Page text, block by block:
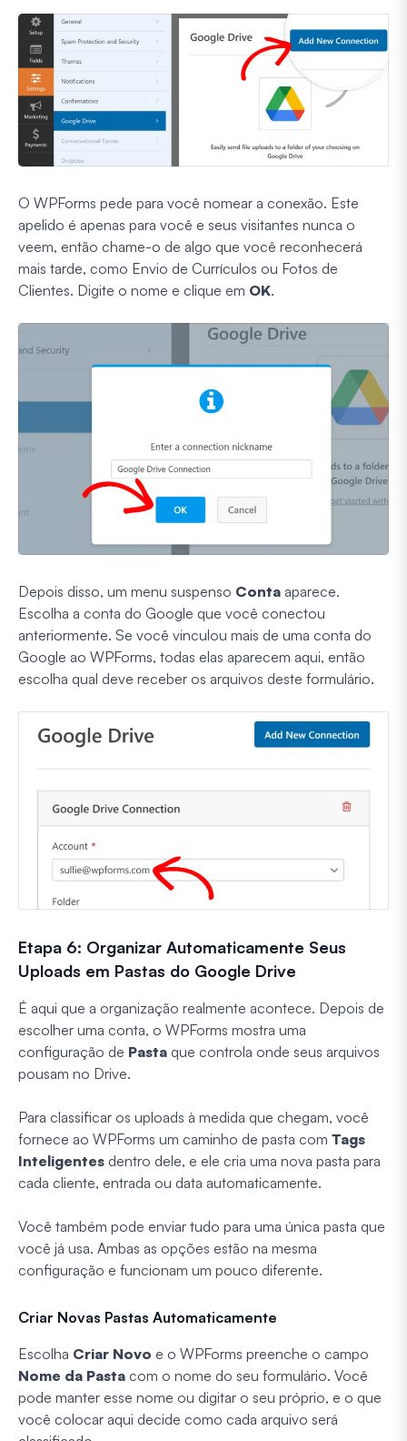
O WPForms pede para você nomear a conexão. Este
apelido é apenas para você e seus visitantes nunca o
veem, então chame-o de algo que você reconhecerá
mais tarde, como Envio de Currículos ou Fotos de
Clientes. Digite o nome e clique em OK.
Depois disso, um menu suspenso Conta aparece.
Escolha a conta do Google que você conectou
anteriormente. Se você vinculou mais de uma conta do
Google ao WPForms, todas elas aparecem aqui, então
escolha qual deve receber os arquivos deste formulário.
Etapa 6: Organizar Automaticamente Seus
Uploads em Pastas do Google Drive
É aqui que a organização realmente acontece. Depois de
escolher uma conta, o WPForms mostra uma
configuração de Pasta que controla onde seus arquivos
pousam no Drive.
Para classificar os uploads à medida que chegam, você
fornece ao WPForms um caminho de pasta com Tags
Inteligentes dentro dele, e ele cria uma nova pasta para
cada cliente, entrada ou data automaticamente.
Você também pode enviar tudo para uma única pasta que
você já usa. Ambas as opções estão na mesma
configuração e funcionam um pouco diferente.
Criar Novas Pastas Automaticamente
Escolha Criar Novo e o WPForms preenche o campo
Nome da Pasta com o nome do seu formulário. Você
pode manter esse nome ou digitar o seu próprio, e o que
você colocar aqui decide como cada arquivo será